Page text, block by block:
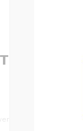
Rose
TGL code: